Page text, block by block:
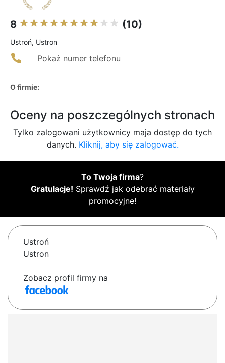
8 (10)
Ustroń, Ustron
Pokaż numer telefonu
O firmie:
Oceny na poszczególnych stronach
Tylko zalogowani użytkownicy maja dostęp do tych
danych. Kliknij, aby się zalogować.
To Twoja firma?
Gratulacje! Sprawdź jak odebrać materiały
promocyjne!
Ustroń
Ustron
Zobacz profil firmy na